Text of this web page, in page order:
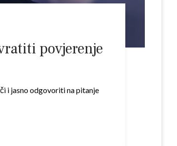
povjerenje
i jasno odgovoriti na pitanje